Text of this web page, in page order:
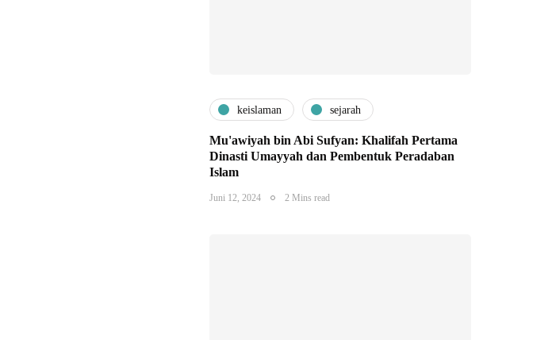
keislaman sejarah
Mu'awiyah bin Abi Sufyan: Khalifah Pertama
Dinasti Umayyah dan Pembentuk Peradaban
Islam
Juni 12, 2024 2 Mins read